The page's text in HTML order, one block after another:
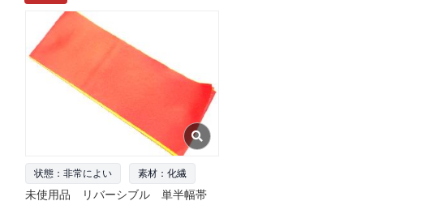
状態：非常によい 素材：化繊
未使用品 リバーシブル 単半幅帯